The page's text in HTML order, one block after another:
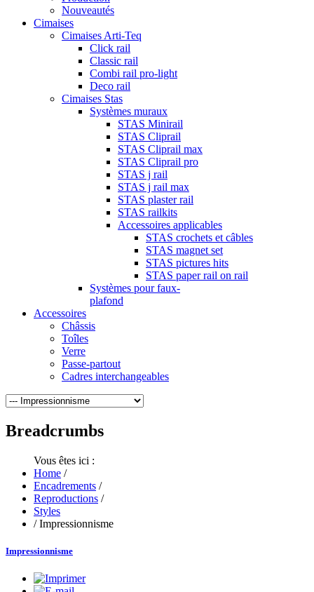
Nouveautés
Cimaises
Cimaises Arti-Teq
Click rail
Classic rail
Combi rail pro-light
Deco rail
Cimaises Stas
Systèmes muraux
STAS Minirail
STAS Cliprail
STAS Cliprail max
STAS Cliprail pro
STAS j rail
STAS j rail max
STAS plaster rail
STAS railkits
Accessoires applicables
STAS crochets et câbles
STAS magnet set
STAS pictures hits
STAS paper rail on rail
Systèmes pour faux-
plafond
Accessoires
Châssis
Toîles
Verre
Passe-partout
Cadres interchangeables
Breadcrumbs
Vous êtes ici :
Home /
Encadrements /
Reproductions /
Styles
/ Impressionnisme
Impressionnisme